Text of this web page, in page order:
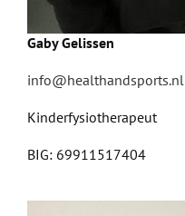
Gaby Gelissen
info@healthandsports.nl
Kinderfysiotherapeut
BIG: 69911517404